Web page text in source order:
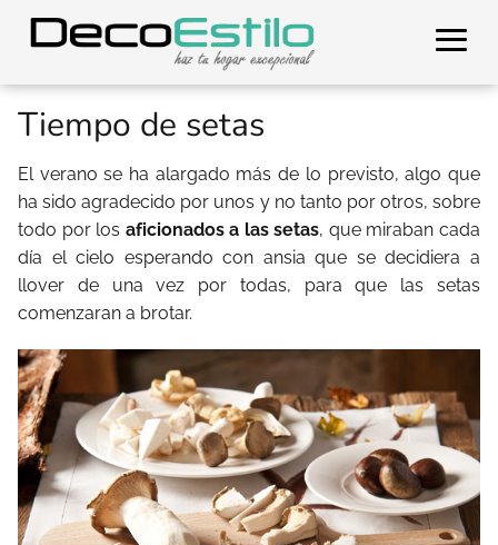
Tiempo de setas
El verano se ha alargado más de lo previsto, algo que
ha sido agradecido por unos y no tanto por otros, sobre
todo por los aficionados a las setas, que miraban cada
día el cielo esperando con ansia que se decidiera a
llover de una vez por todas, para que las setas
comenzaran a brotar.